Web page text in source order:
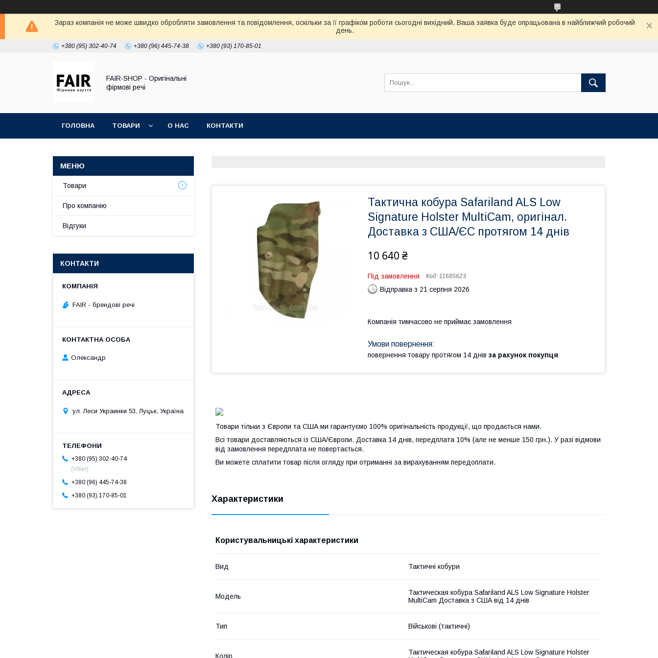
Зараз компанія не може швидко обробляти замовлення та повідомлення, оскільки за її графіком роботи сьогодні вихідний. Ваша заявка буде опрацьована в найближчий робочий
день.
+380 (95) 302-40-74 +380 (96) 445-74-38 +380 (93) 170-85-01
FAIR-SHOP - Оригінальні
фірмові речі
ГОЛОВНА ТОВАРИ О НАС КОНТАКТИ
Тактична кобура Safariland ALS Low
Signature Holster MultiCam, оригінал.
Доставка з США/ЄС протягом 14 днів
10 640 ₴
Під замовлення Код: 11685623
Відправка з 21 серпня 2026
Компанія тимчасово не приймає замовлення
повернення товару протягом 14 днів за рахунок покупця
Товари тільки з Європи та США ми гарантуємо 100% оригінальність продукції, що продається нами.
Всі товари доставляються із США/Європи. Доставка 14 днів, передплата 10% (але не менше 150 грн.). У разі відмови
від замовлення передплата не повертається.
Ви можете сплатити товар після огляду при отриманні за вирахуванням передоплати.
Характеристики
Користувальницькі характеристики
Вид Тактичні кобури
Мoдель
Тактическая кобура Safariland ALS Low Signature Holster
MultiCam Доставка з США від 14 днів
Тип Військові (тактичні)
Колір
Тактическая кобура Safariland ALS Low Signature Holster
Товари
Про компанію
Відгуки
КОНТАКТИ
FAIR - брендові речі
Олександр
ул. Леси Украинки 53, Луцьк, Україна
+380 (95) 302-40-74
(Viber)
+380 (96) 445-74-38
+380 (93) 170-85-01